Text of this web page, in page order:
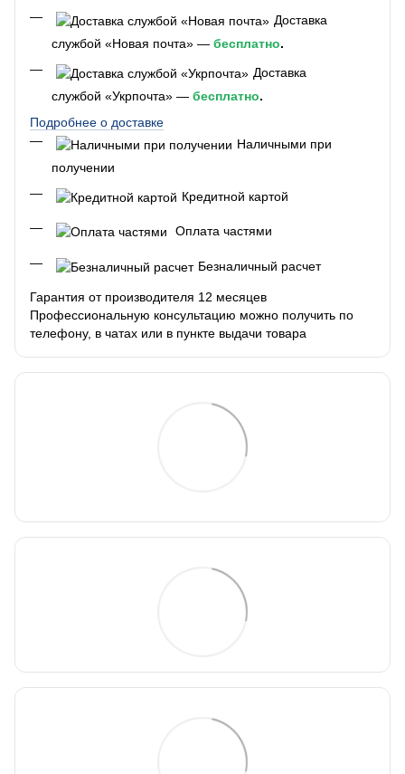
Доставка
службой «Новая почта» — бесплатно.
Доставка
службой «Укрпочта» — бесплатно.
Подробнее о доставке
Наличными при
получении
Кредитной картой
Оплата частями
Безналичный расчет
Гарантия от производителя 12 месяцев
Профессиональную консультацию можно получить по
телефону, в чатах или в пункте выдачи товара